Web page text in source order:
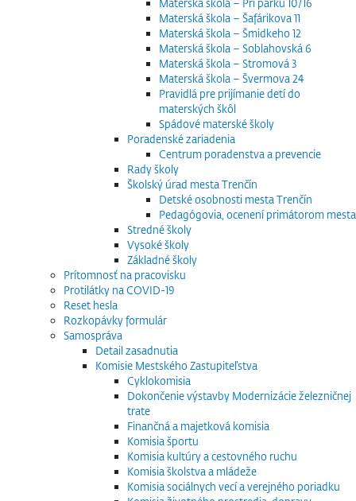
Materská škola – Pri parku 10/16
Materská škola – Šafárikova 11
Materská škola – Šmidkeho 12
Materská škola – Soblahovská 6
Materská škola – Stromová 3
Materská škola – Švermova 24
Pravidlá pre prijímanie detí do
materských škôl
Spádové materské školy
Poradenské zariadenia
Centrum poradenstva a prevencie
Rady školy
Školský úrad mesta Trenčín
Detské osobnosti mesta Trenčín
Pedagógovia, ocenení primátorom mesta
Stredné školy
Vysoké školy
Základné školy
Prítomnosť na pracovisku
Protilátky na COVID-19
Reset hesla
Rozkopávky formulár
Samospráva
Detail zasadnutia
Komisie Mestského Zastupiteľstva
Cyklokomisia
Dokončenie výstavby Modernizácie železničnej
trate
Finančná a majetková komisia
Komisia športu
Komisia kultúry a cestovného ruchu
Komisia školstva a mládeže
Komisia sociálnych vecí a verejného poriadku